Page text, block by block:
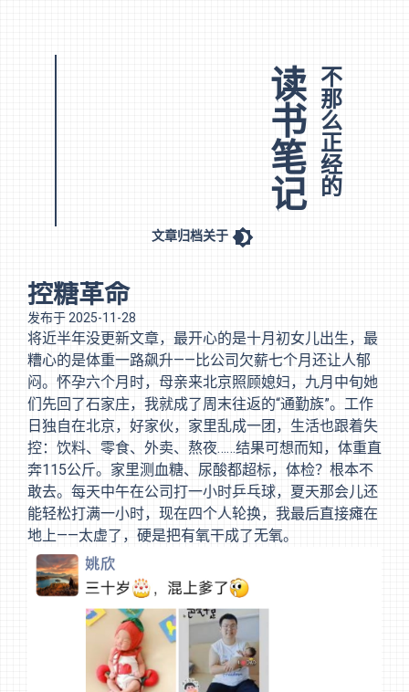
不那么正经的
读书笔记
文章归档关于
控糖革命
发布于 2025-11-28
将近半年没更新文章，最开心的是十月初女儿出生，最
糟心的是体重一路飙升——比公司欠薪七个月还让人郁
闷。怀孕六个月时，母亲来北京照顾媳妇，九月中旬她
们先回了石家庄，我就成了周末往返的“通勤族”。工作
日独自在北京，好家伙，家里乱成一团，生活也跟着失
控：饮料、零食、外卖、熬夜……结果可想而知，体重直
奔115公斤。家里测血糖、尿酸都超标，体检？根本不
敢去。每天中午在公司打一小时乒乓球，夏天那会儿还
能轻松打满一小时，现在四个人轮换，我最后直接瘫在
地上——太虚了，硬是把有氧干成了无氧。